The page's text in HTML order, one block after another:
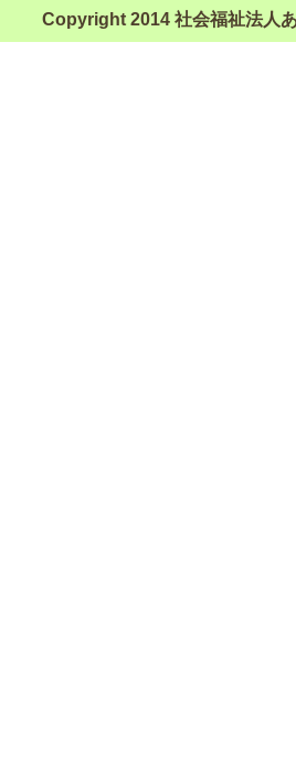
Copyright 2014 社会福祉法